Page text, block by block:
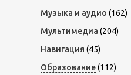
Музыка и аудио (162)
Мультимедиа (204)
Навигация (45)
Образование(112)